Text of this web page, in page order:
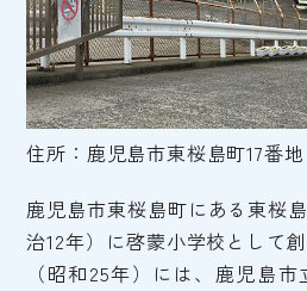
住所：鹿児島市東桜島町17番地
鹿児島市東桜島町にある東桜
治12年）に啓蒙小学校として
（昭和25年）には、鹿児島